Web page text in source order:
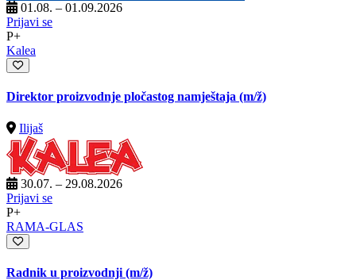
01.08. – 01.09.2026
Prijavi se
P+
Kalea
Direktor proizvodnje pločastog namještaja (m/ž)
Ilijaš
30.07. – 29.08.2026
Prijavi se
P+
RAMA-GLAS
Radnik u proizvodnji (m/ž)